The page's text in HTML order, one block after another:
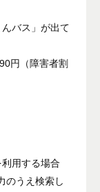
バス」が出て
円（障害者割
用する場合
のうえ検索し